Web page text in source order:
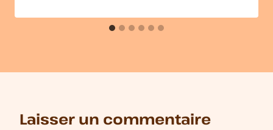
Laisser un commentaire